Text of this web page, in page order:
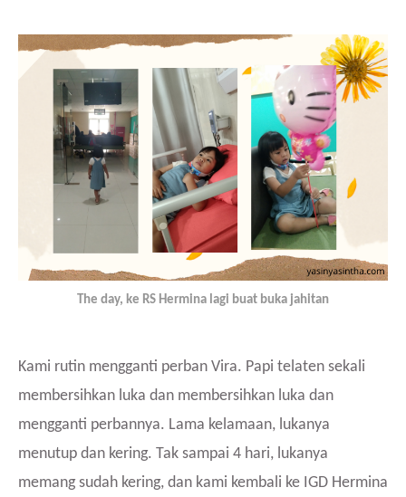
The day, ke RS Hermina lagi buat buka jahitan
Kami rutin mengganti perban Vira. Papi telaten sekali
membersihkan luka dan membersihkan luka dan
mengganti perbannya. Lama kelamaan, lukanya
menutup dan kering. Tak sampai 4 hari, lukanya
memang sudah kering, dan kami kembali ke IGD Hermina